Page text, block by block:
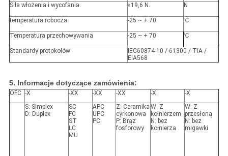
Siła włożenia i wycofania ≤19,6 N. N
temperatura robocza -25 ~ + 70 ℃
Temperatura przechowywania -25 ~ + 70 ℃
Standardy protokołów
IEC60874-10 / 61300 / TIA /
EIA568
5. Informacje dotyczące zamówienia:
OFC -X -XX -XX -XX -X
-X
S: Simplex
D: Duplex
SC
FC
ST
LC
MU
APC
UPC
PC
Z: Ceramika
cyrkonowa
P: Brąz
fosforowy
W: Z
kołnierzem
N: bez
kołnierza
W: Z
przesłoną
N: bez
migawki